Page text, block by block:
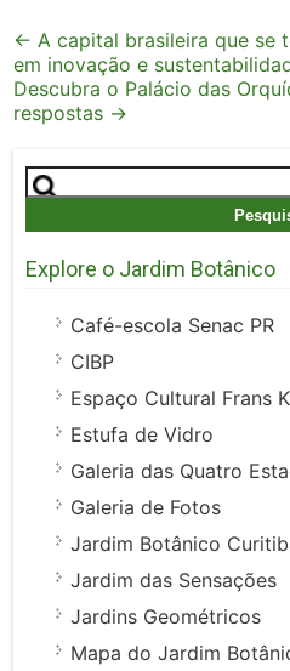
Post
navigation
← A capital brasileira que se
em inovação e
Descubra o Palácio das
respostas →
Pesquisar
por:
Explore o Jardim Botânico
Café-escola Senac PR
CIBP
Espaço Cultural Frans
Estufa de Vidro
Galeria das Quatro
Galeria de Fotos
Jardim Botânico
Jardim das Sensações
Jardins Geométricos
Mapa do Jardim